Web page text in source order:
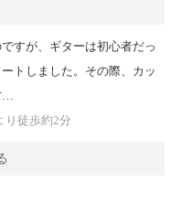
すが、ギターは初心者だっ
トしました。その際、カッ
…
り徒歩約2分